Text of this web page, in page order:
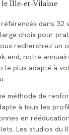
le Ille-et-Vilaine
dans 32
choix pour
recherchiez un
end, notre
le plus adapté à
méthode de
à tous les
en
Les studios du